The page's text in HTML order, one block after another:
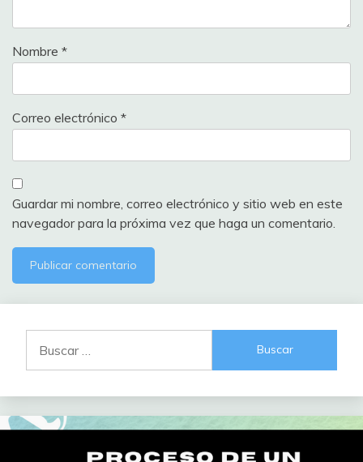
Nombre *
Correo electrónico *
Guardar mi nombre, correo electrónico y sitio web en este
navegador para la próxima vez que haga un comentario.